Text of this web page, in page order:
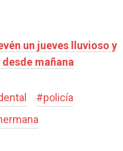
un jueves lluvioso y
mañana
#policía